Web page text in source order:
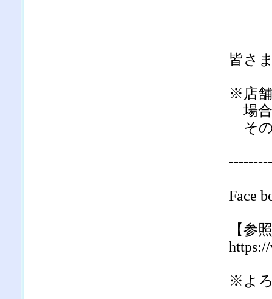
皆さ
※店
場合
その
Face
【参
※よ